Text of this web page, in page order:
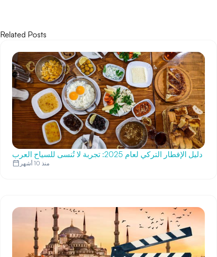
Related Posts
دليل الإفطار التركي لعام 2025: تجربة لا تُنسى للسياح العرب
منذ 10 أشهر